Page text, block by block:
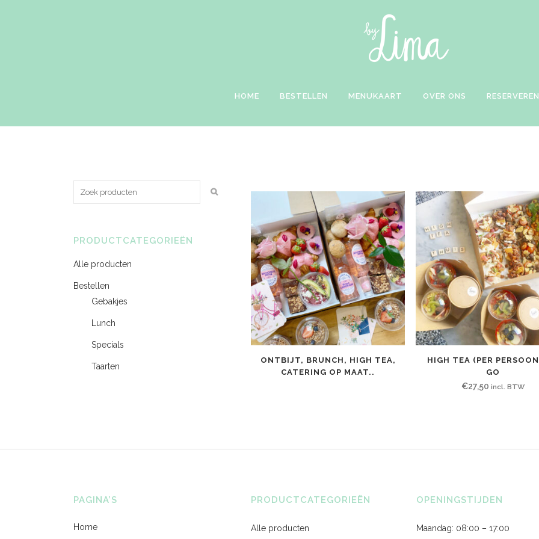
HOME BESTELLEN MENUKAART OVER ONS RESERVEREN
PRODUCTCATEGORIEËN
Alle producten
Bestellen
Gebakjes
Lunch
Specials
Taarten
ONTBIJT, BRUNCH, HIGH TEA,
CATERING OP MAAT..
HIGH TEA (PER
GO
€27,50 incl. BTW
PAGINA’S
Home
PRODUCTCATEGORIEËN
Alle producten
OPENINGSTIJDEN
Maandag: 08:00 – 17:00